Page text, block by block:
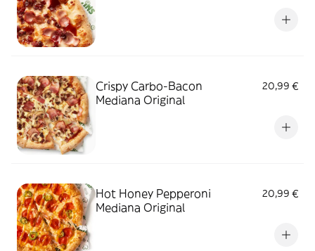
Crispy Carbo-Bacon
Mediana Original
20,99 €
Hot Honey Pepperoni
Mediana Original
20,99 €